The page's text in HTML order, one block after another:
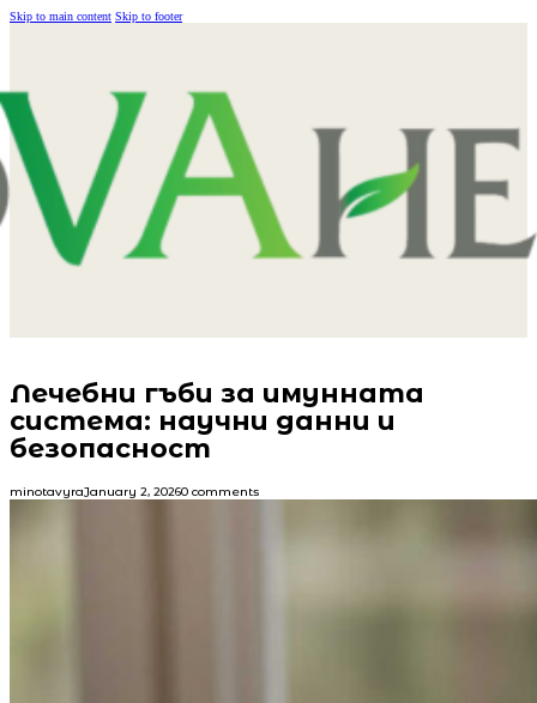
Skip to main content Skip to footer
Лечебни гъби за имунната
система: научни данни и
безопасност
minotavyraJanuary 2, 20260 comments